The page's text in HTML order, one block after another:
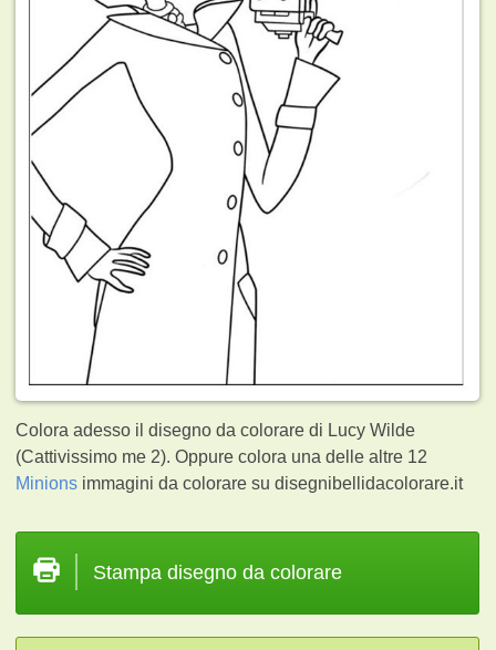
Colora adesso il disegno da colorare di Lucy Wilde
(Cattivissimo me 2). Oppure colora una delle altre 12
Minions immagini da colorare su disegnibellidacolorare.it
Stampa disegno da colorare